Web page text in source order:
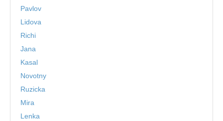
Pavlov
Lidova
Richi
Jana
Kasal
Novotny
Ruzicka
Mira
Lenka